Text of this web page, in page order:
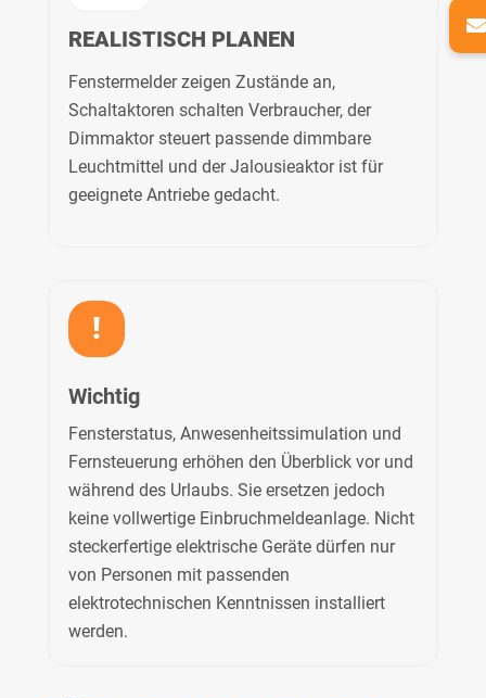
REALISTISCH PLANEN
Fenstermelder zeigen Zustände an,
Schaltaktoren schalten Verbraucher, der
Dimmaktor steuert passende dimmbare
Leuchtmittel und der Jalousieaktor ist für
geeignete Antriebe gedacht.
!
Wichtig
Fensterstatus, Anwesenheitssimulation und
Fernsteuerung erhöhen den Überblick vor und
während des Urlaubs. Sie ersetzen jedoch
keine vollwertige Einbruchmeldeanlage. Nicht
steckerfertige elektrische Geräte dürfen nur
von Personen mit passenden
elektrotechnischen Kenntnissen installiert
werden.